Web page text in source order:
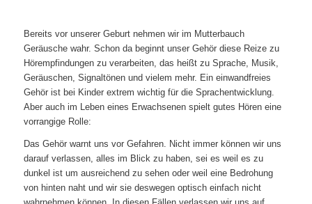
Bereits vor unserer Geburt nehmen wir im Mutterbauch
Geräusche wahr. Schon da beginnt unser Gehör diese Reize zu
Hörempfindungen zu verarbeiten, das heißt zu Sprache, Musik,
Geräuschen, Signaltönen und vielem mehr. Ein einwandfreies
Gehör ist bei Kinder extrem wichtig für die Sprachentwicklung.
Aber auch im Leben eines Erwachsenen spielt gutes Hören eine
vorrangige Rolle:
Das Gehör warnt uns vor Gefahren. Nicht immer können wir uns
darauf verlassen, alles im Blick zu haben, sei es weil es zu
dunkel ist um ausreichend zu sehen oder weil eine Bedrohung
von hinten naht und wir sie deswegen optisch einfach nicht